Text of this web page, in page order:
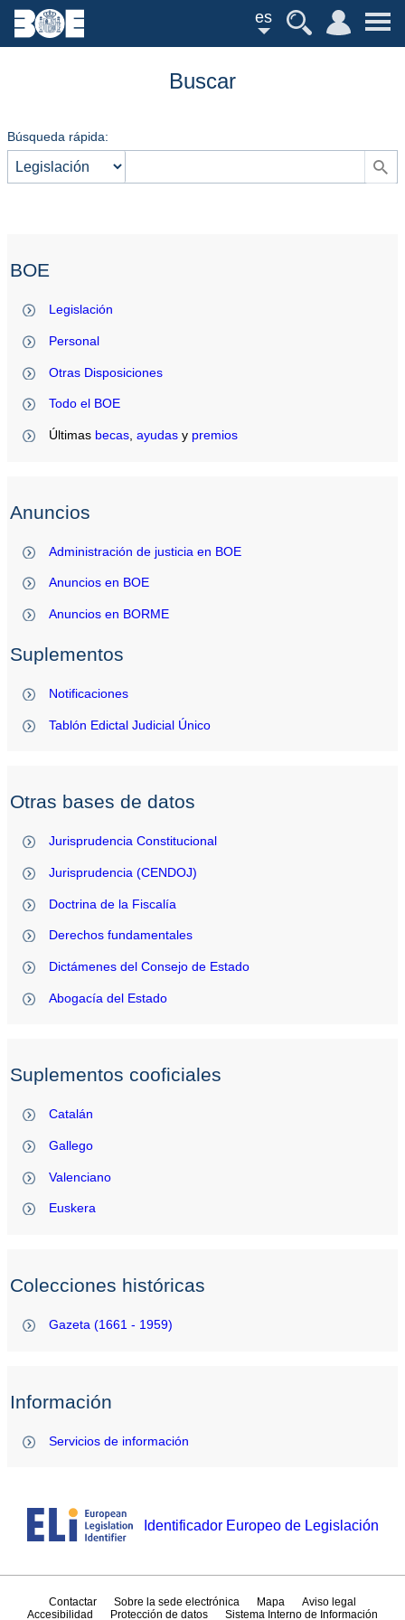
es
Buscar
Búsqueda rápida:
BOE
Legislación
Personal
Otras Disposiciones
Todo el BOE
Últimas becas ,ayudas y premios
Anuncios
Administración de justicia en BOE
Anuncios en BOE
Anuncios en BORME
Suplementos
Notificaciones
Tablón Edictal Judicial Único
Otras bases de datos
Jurisprudencia Constitucional
Jurisprudencia (CENDOJ)
Doctrina de la Fiscalía
Derechos fundamentales
Dictámenes del Consejo de Estado
Abogacía del Estado
Suplementos cooficiales
Catalán
Gallego
Valenciano
Euskera
Colecciones históricas
Gazeta (1661 - 1959)
Información
Servicios de información
Identificador Europeo de Legislación
Contactar Sobre la sede electrónica Mapa
Aviso legal
Accesibilidad
Protección de datos Sistema Interno de Información